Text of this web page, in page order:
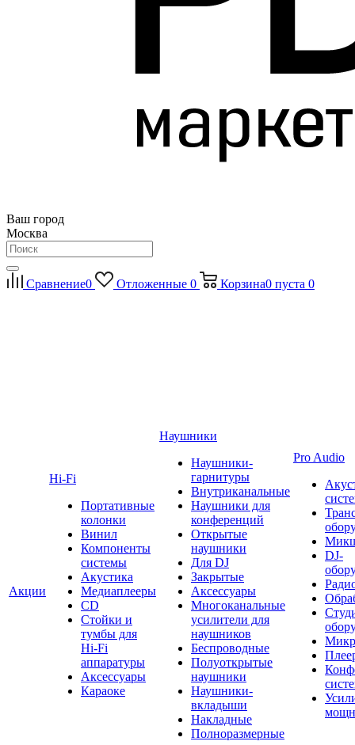
Ваш город
Москва
Сравнение0 Отложенные 0 Корзина0 пуста 0
Акции
Hi-Fi
Портативные
колонки
Винил
Компоненты
системы
Акустика
Медиаплееры
CD
Стойки и
тумбы для
Hi-Fi
аппаратуры
Аксессуары
Караоке
Наушники
Наушники-
гарнитуры
Внутриканальные
Наушники для
конференций
Открытые
наушники
Для DJ
Закрытые
Аксессуары
Многоканальные
усилители для
наушников
Беспроводные
Полуоткрытые
наушники
Наушники-
вкладыши
Накладные
Полноразмерные
Pro Audio
DJ-